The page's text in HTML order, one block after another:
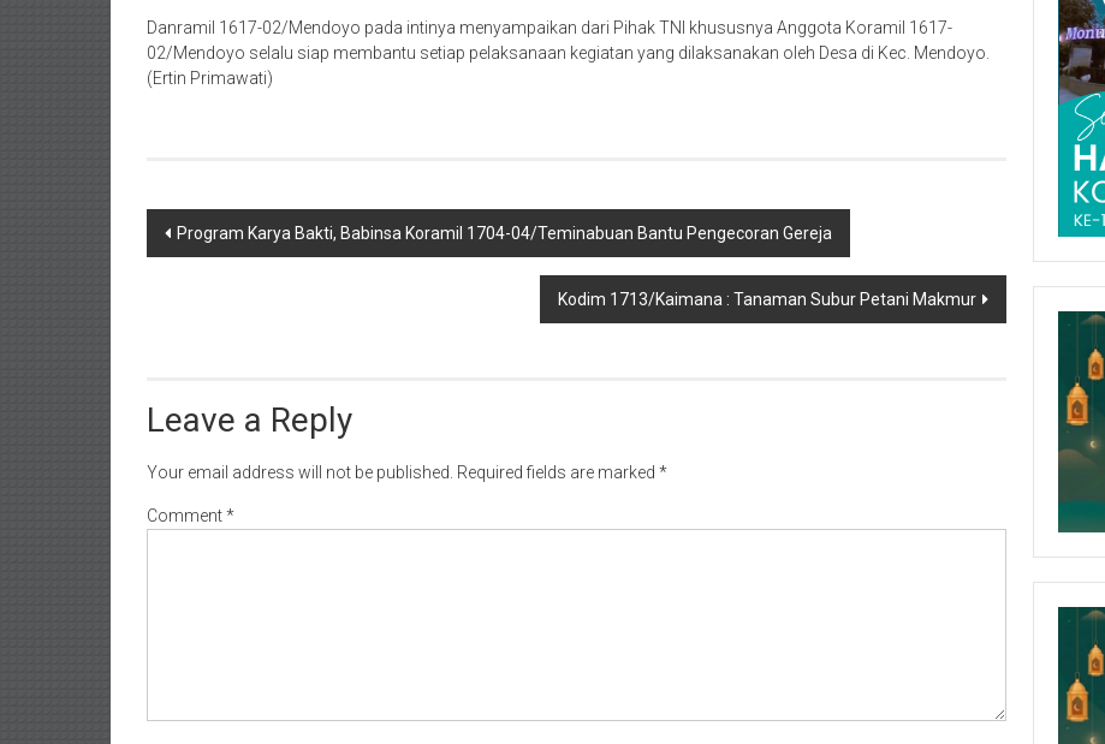
Danramil 1617-02/Mendoyo pada intinya menyampaikan dari Pihak TNI khususnya Anggota Koramil 1617-
02/Mendoyo selalu siap membantu setiap pelaksanaan kegiatan yang dilaksanakan oleh Desa di Kec. Mendoyo.
(Ertin Primawati)
Post
Program Karya Bakti, Babinsa Koramil 1704-04/Teminabuan Bantu Pengecoran Gereja
Kodim 1713/Kaimana : Tanaman Subur Petani Makmur
Leave a Reply
Your email address will not be published. Required fields are marked *
Comment*